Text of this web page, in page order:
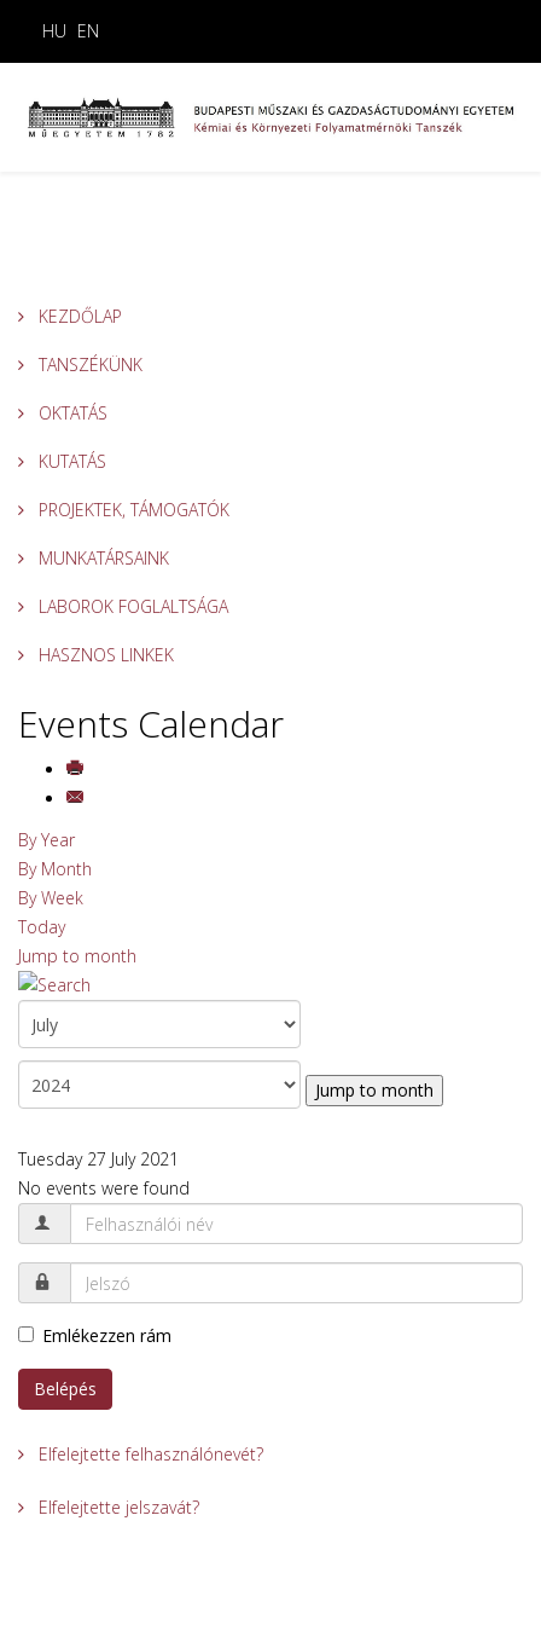
HU EN
KEZDŐLAP
TANSZÉKÜNK
OKTATÁS
KUTATÁS
PROJEKTEK, TÁMOGATÓK
MUNKATÁRSAINK
LABOROK FOGLALTSÁGA
HASZNOS LINKEK
Events Calendar
By Year
By Month
By Week
Today
Jump to month
Jump to month
Tuesday 27 July 2021
No events were found
Emlékezzen rám
Belépés
Elfelejtette felhasználónevét?
Elfelejtette jelszavát?